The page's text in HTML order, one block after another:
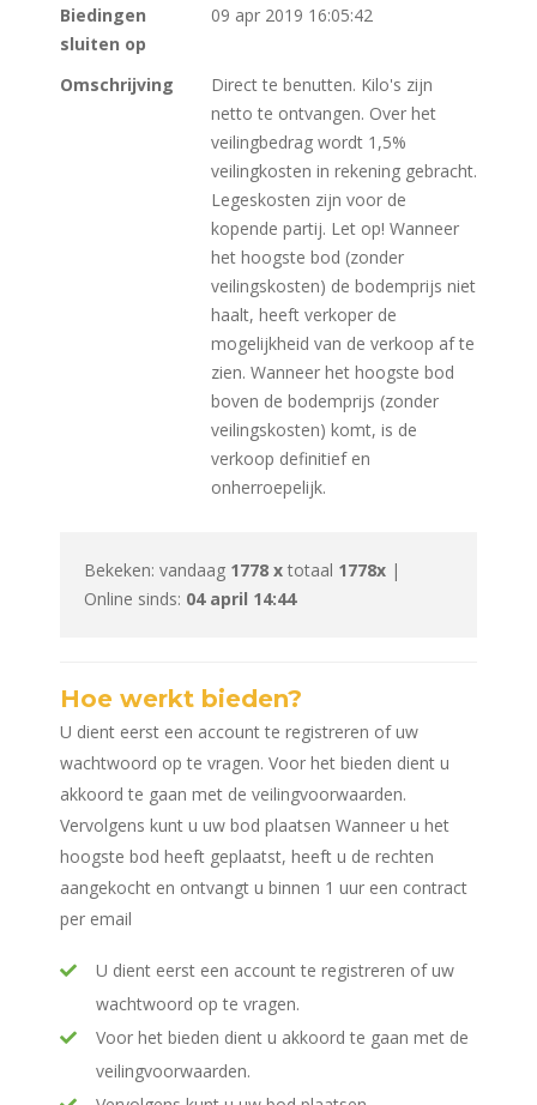
Biedingen
sluiten op
09 apr 2019 16:05:42
Omschrijving
Direct te benutten. Kilo's zijn
netto te ontvangen. Over het
veilingbedrag wordt 1,5%
veilingkosten in rekening gebracht.
Legeskosten zijn voor de
kopende partij. Let op! Wanneer
het hoogste bod (zonder
veilingskosten) de bodemprijs niet
haalt, heeft verkoper de
mogelijkheid van de verkoop af te
zien. Wanneer het hoogste bod
boven de bodemprijs (zonder
veilingskosten) komt, is de
verkoop definitief en
onherroepelijk.
Bekeken: vandaag 1778 x totaal 1778x |
Online sinds: 04 april 14:44
Hoe werkt bieden?
U dient eerst een account te registreren of uw
wachtwoord op te vragen. Voor het bieden dient u
akkoord te gaan met de veilingvoorwaarden.
Vervolgens kunt u uw bod plaatsen Wanneer u het
hoogste bod heeft geplaatst, heeft u de rechten
aangekocht en ontvangt u binnen 1 uur een contract
per email
U dient eerst een account te registreren of uw
wachtwoord op te vragen.
Voor het bieden dient u akkoord te gaan met de
veilingvoorwaarden.